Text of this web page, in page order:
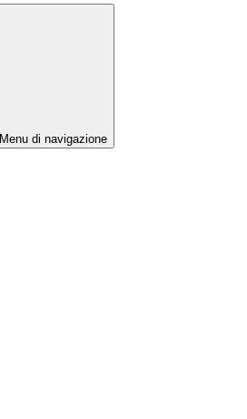
Menu di navigazione